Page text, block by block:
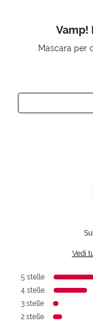
Vamp!
Mascara per
Vedi
5 stelle
4 stelle
3 stelle
2 stelle